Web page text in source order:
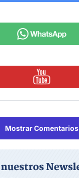
Mostrar Comentarios